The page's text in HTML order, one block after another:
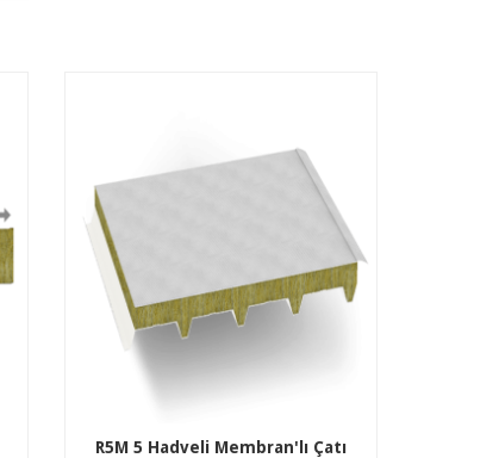
R5M 5 Hadveli Membran'lı Çatı